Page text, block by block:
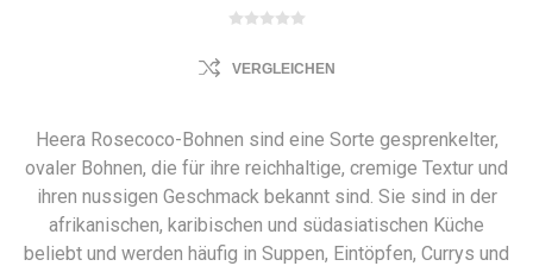
VERGLEICHEN
Heera Rosecoco-Bohnen sind eine Sorte gesprenkelter,
ovaler Bohnen, die für ihre reichhaltige, cremige Textur und
ihren nussigen Geschmack bekannt sind. Sie sind in der
afrikanischen, karibischen und südasiatischen Küche
beliebt und werden häufig in Suppen, Eintöpfen, Currys und